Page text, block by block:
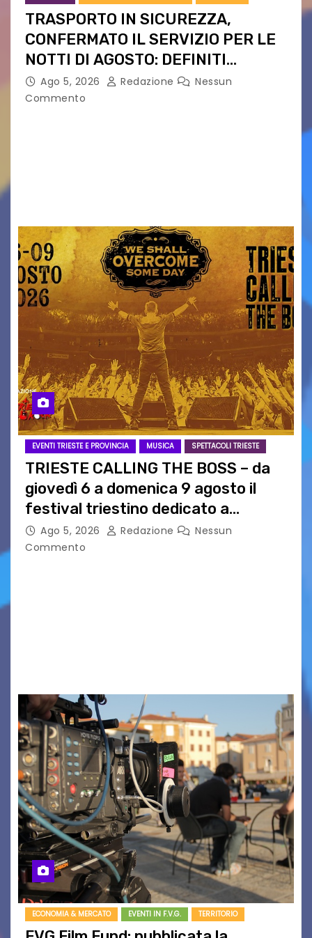
TRASPORTO IN SICUREZZA,
CONFERMATO IL SERVIZIO PER LE
NOTTI DI AGOSTO: DEFINITI
PERCORSI, FERMATE E ORARIO
Ago 5, 2026 Redazione
Nessun
Commento
EVENTI TRIESTE E PROVINCIA MUSICA SPETTACOLI TRIESTE
TRIESTE CALLING THE BOSS – da
giovedì 6 a domenica 9 agosto il
festival triestino dedicato a
Springsteen
Ago 5, 2026 Redazione
Nessun
Commento
ECONOMIA & MERCATO EVENTI IN F.V.G. TERRITORIO